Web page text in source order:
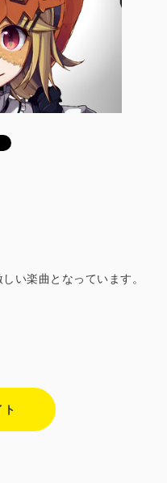
い楽曲となっています。
ト